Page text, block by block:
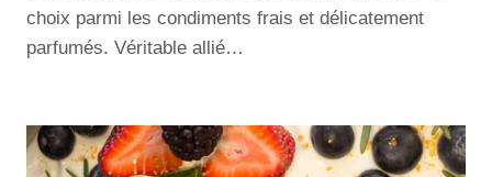
choix parmi les condiments frais et délicatement
parfumés. Véritable allié…